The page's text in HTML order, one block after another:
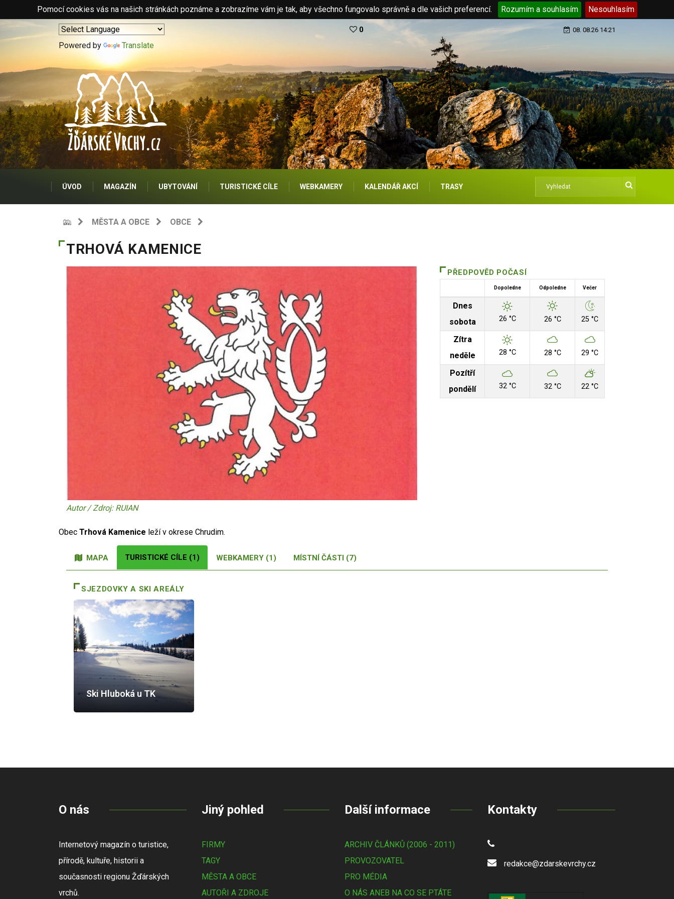
Pomocí cookies vás na našich stránkách poznáme a zobrazíme vám je tak, aby všechno fungovalo správně a dle vašich preferencí. Rozumím a souhlasím Nesouhlasím
Powered by Translate
0 08. 08.26 14:21
ÚVOD MAGAZÍN UBYTOVÁNÍ TURISTICKÉ CÍLE WEBKAMERY KALENDÁŘ AKCÍ TRASY
MĚSTA A OBCE OBCE
TRHOVÁ KAMENICE
Autor / Zdroj: RUIAN
PŘEDPOVĚD POČASÍ
Dopoledne Odpoledne Večer
Dnes
sobota
26 °C 26 °C 25 °C
Zítra
neděle
28 °C 28 °C 29 °C
Pozítří
pondělí
32 °C 32 °C 22 °C
Obec Trhová Kamenice leží v okrese Chrudim.
MAPA TURISTICKÉ CÍLE (1) WEBKAMERY (1) MÍSTNÍ ČÁSTI (7)
SJEZDOVKY A SKI AREÁLY
Ski Hluboká u TK
O nás
Internetový magazín o turistice,
přírodě, kultuře, historii a
současnosti regionu Žďárských
vrchů.
Jiný pohled
FIRMY
TAGY
MĚSTA A OBCE
AUTOŘI A ZDROJE
Další informace
ARCHIV ČLÁNKŮ (2006 - 2011)
PROVOZOVATEL
PRO MÉDIA
O NÁS ANEB NA CO SE PTÁTE
Kontakty
redakce@zdarskevrchy.cz